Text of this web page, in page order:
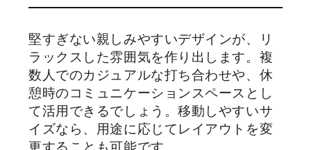
堅すぎない親しみやすいデザインが、リ
ラックスした雰囲気を作り出します。複
数人でのカジュアルな打ち合わせや、休
憩時のコミュニケーションスペースとし
て活用できるでしょう。移動しやすいサ
イズなら、用途に応じてレイアウトを変
更することも可能です。